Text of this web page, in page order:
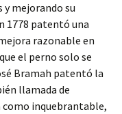
y mejorando su
1778 patentó una
razonable en
el perno solo se
Bramah patentó la
llamada de
como inquebrantable,